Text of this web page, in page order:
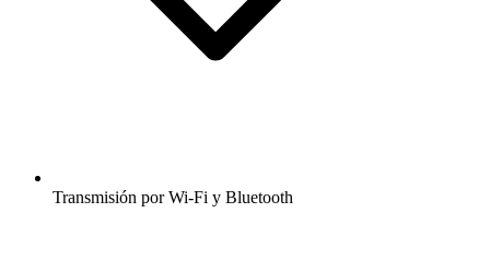
Transmisión por Wi-Fi y Bluetooth